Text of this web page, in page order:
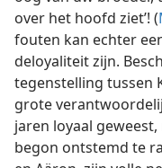
over het hoofd ziet’! (
fouten kan echter
deloyaliteit zijn.
tegenstelling tussen
grote
jaren loyaal
begon ontstemd te